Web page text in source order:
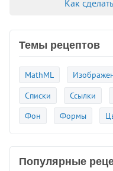
Как
Темы рецептов
MathML
Списки
Ссылки
Фон
Формы
Популярные